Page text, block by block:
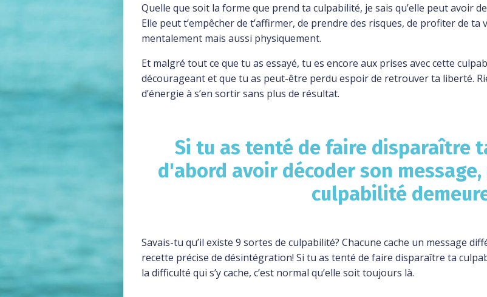
Quelle que soit la forme que prend ta culpabilité, je sais qu’elle peut avoir
Elle peut t’empêcher de t’affirmer, de prendre des risques, de profiter de
mentalement mais aussi physiquement.
Et malgré tout ce que tu as essayé, tu es encore aux prises avec cette
décourageant et que tu as peut-être perdu espoir de retrouver ta liberté.
d’énergie à s’en sortir sans plus de résultat.
Si tu as tenté de faire disparaître
d'abord avoir décoder son
culpabilité
Savais-tu qu’il existe 9 sortes de culpabilité? Chacune cache un message
recette précise de désintégration!Si tu as tenté de faire disparaître ta
la difficulté qui s’y cache, c’est normal qu’elle soit toujours là.